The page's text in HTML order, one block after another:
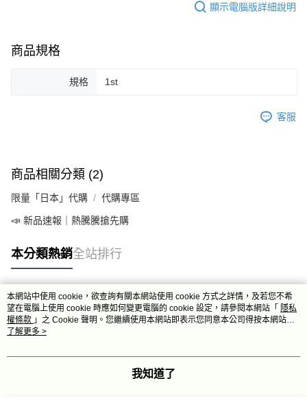
顯示電腦版詳細說明
商品規格
規格 1st
客服
商品相關分類 (2)
限量「日本」代購 代購專區
📣 新品速報｜熱騰騰搶先購
本分類熱銷全站排行
熱門標籤
本網站中使用 cookie，欲查詢有關本網站使用 cookie 方式之詳情，及若您不希
望在電腦上使用 cookie 時應如何變更電腦的 cookie 設定，請參閱本網站「 隱私
權條款 」之 Cookie 聲明。您繼續使用本網站即表示您同意本公司得按本網站使
用條款之 Cookie 聲明使用 cookie。
了解更多 >
我知道了